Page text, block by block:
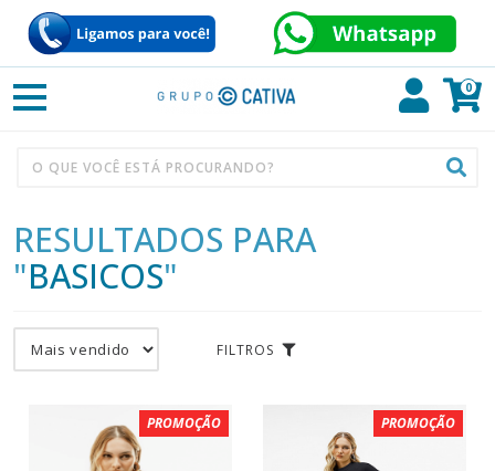
0
RESULTADOS PARA
"BASICOS"
FILTROS
PROMOÇÃO PROMOÇÃO